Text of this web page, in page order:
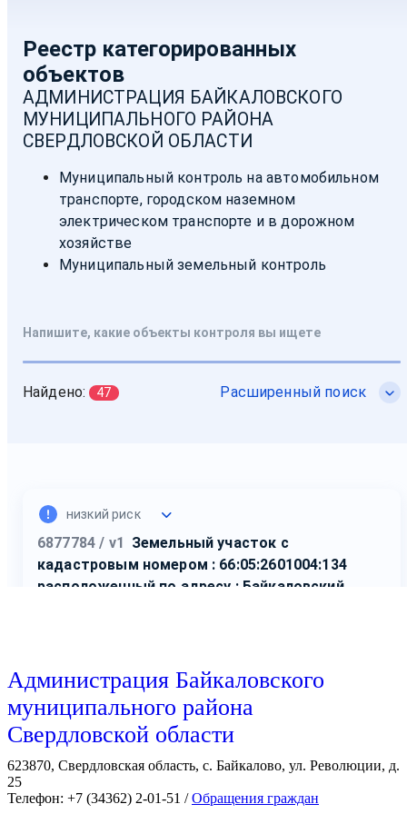
Администрация Байкаловского
муниципального района
Свердловской области
623870, Свердловская область, с. Байкалово, ул. Революции, д.
25
Телефон: +7 (34362) 2-01-51 /Обращения граждан